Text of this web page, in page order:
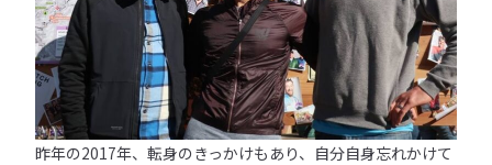
昨年の2017年、転身のきっかけもあり、自分自身忘れかけて